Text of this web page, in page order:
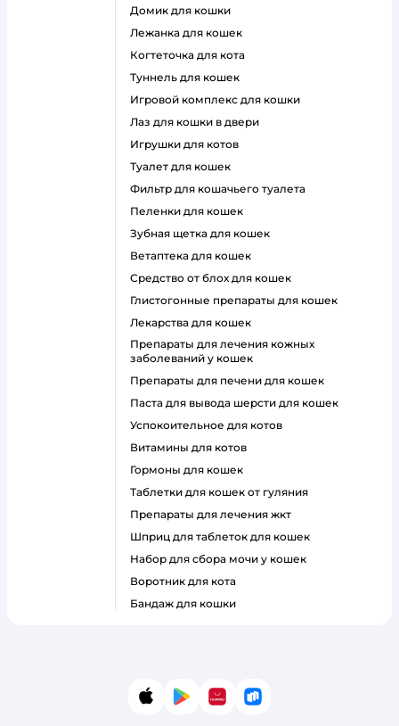
домик для кошки
лежанка для кошек
когтеточка для кота
туннель для кошек
игровой комплекс для кошки
лаз для кошки в двери
игрушки для котов
туалет для кошек
фильтр для кошачьего туалета
пеленки для кошек
зубная щетка для кошек
ветаптека для кошек
средство от блох для кошек
глистогонные препараты для кошек
лекарства для кошек
препараты для лечения кожных
заболеваний у кошек
препараты для печени для кошек
паста для вывода шерсти для кошек
успокоительное для котов
витамины для котов
гормоны для кошек
таблетки для кошек от гуляния
препараты для лечения жкт
шприц для таблеток для кошек
набор для сбора мочи у кошек
воротник для кота
бандаж для кошки
App StoreGoogle Play
AppGallery
RuStore